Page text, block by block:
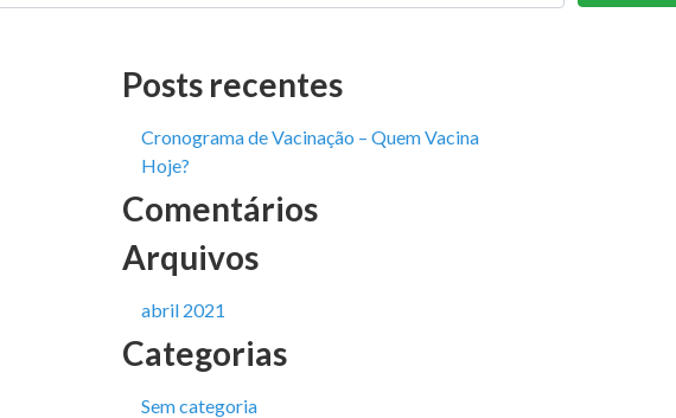
Posts recentes
Cronograma de Vacinação – Quem Vacina
Hoje?
Comentários
Arquivos
abril 2021
Categorias
Sem categoria